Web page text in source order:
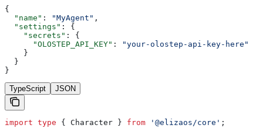
{
  "name"
: "MyAgent" ,
  "settings"
: {
    "secrets"
: {
      "OLOSTEP_API_KEY"
:
"your-olostep-api-key-here"
    }
  }
}
TypeScript JSON
import type { Character } from '@elizaos/core' ;